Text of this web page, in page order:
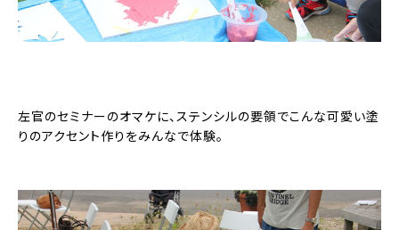
左官のセミナーのオマケに、ステンシルの要領でこんな可愛い塗
りのアクセント作りをみんなで体験。